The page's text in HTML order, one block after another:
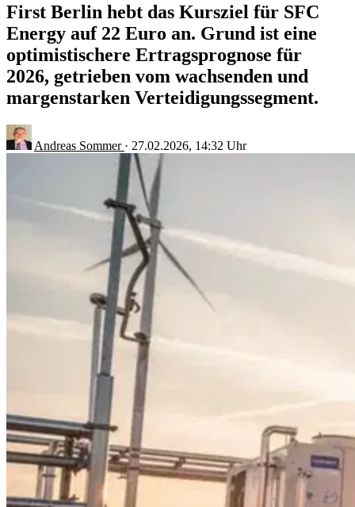
First Berlin hebt das Kursziel für SFC
Energy auf 22 Euro an. Grund ist eine
optimistischere Ertragsprognose für
2026, getrieben vom wachsenden und
margenstarken Verteidigungssegment.
Andreas Sommer · 27.02.2026, 14:32 Uhr